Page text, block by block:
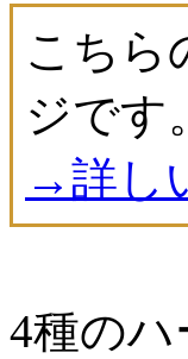
こちら
ジです。
→詳し
4種の